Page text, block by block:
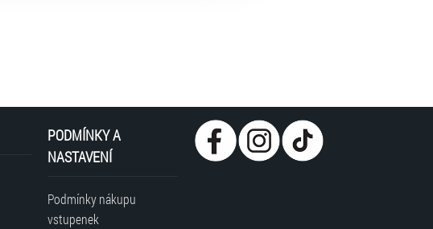
PODMÍNKY A
NASTAVENÍ
Podmínky nákupu
vstupenek